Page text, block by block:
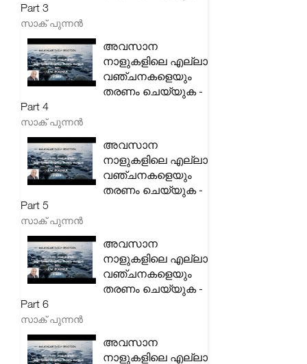
Part 3
സാക് പുന്നൻ
അവസാന
നാളുകളിലെ എല്ലാ
വഞ്ചനകളെയും
തരണം ചെയ്യുക -
Part 4
സാക് പുന്നൻ
അവസാന
നാളുകളിലെ എല്ലാ
വഞ്ചനകളെയും
തരണം ചെയ്യുക -
Part 5
സാക് പുന്നൻ
അവസാന
നാളുകളിലെ എല്ലാ
വഞ്ചനകളെയും
തരണം ചെയ്യുക -
Part 6
സാക് പുന്നൻ
അവസാന
നാളുകളിലെ എല്ലാ